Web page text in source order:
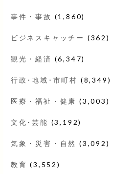
事件・事故 (1,860)
ビジネスキャッチー (362)
観光・経済 (6,347)
行政･地域･市町村 (8,349)
医療・福祉・健康 (3,003)
文化･芸能 (3,192)
気象・災害・自然 (3,092)
教育 (3,552)